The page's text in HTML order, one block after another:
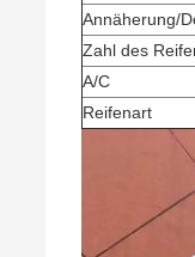
Annäherung/
Zahl des
A/C
Reifenart